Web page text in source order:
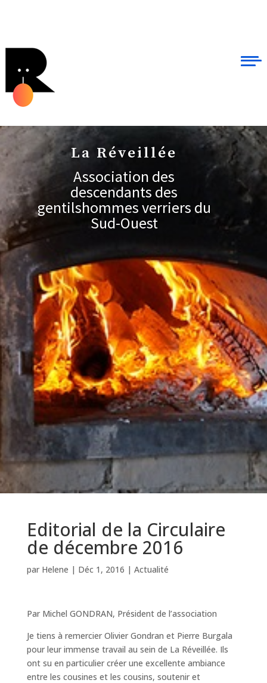
La Réveillée
Association des
descendants des
gentilshommes verriers du
Sud-Ouest
Editorial de la Circulaire
de décembre 2016
par Helene | Déc 1, 2016 | Actualité
Par Michel GONDRAN, Président de l’association
Je tiens à remercier Olivier Gondran et Pierre Burgala
pour leur immense travail au sein de La Réveillée. Ils
ont su en particulier créer une excellente ambiance
entre les cousines et les cousins, soutenir et